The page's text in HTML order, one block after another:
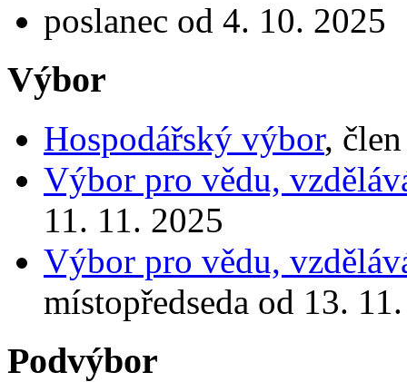
poslanec od 4. 10. 2025
Výbor
Hospodářský výbor,
Výbor pro vědu,
11. 11. 2025
Výbor pro vědu,
místopředseda od 13.
Podvýbor